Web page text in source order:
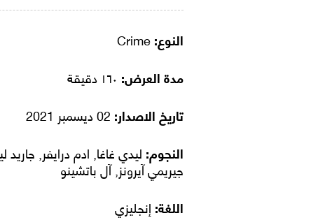
النوع:
مدة العرض:
تاريخ الاصدار:
النجوم: ليدي غاغا, ادم درايفر, جاريد
جيريمي آيرونز, آل باتشينو
اللغة: إنجليزي